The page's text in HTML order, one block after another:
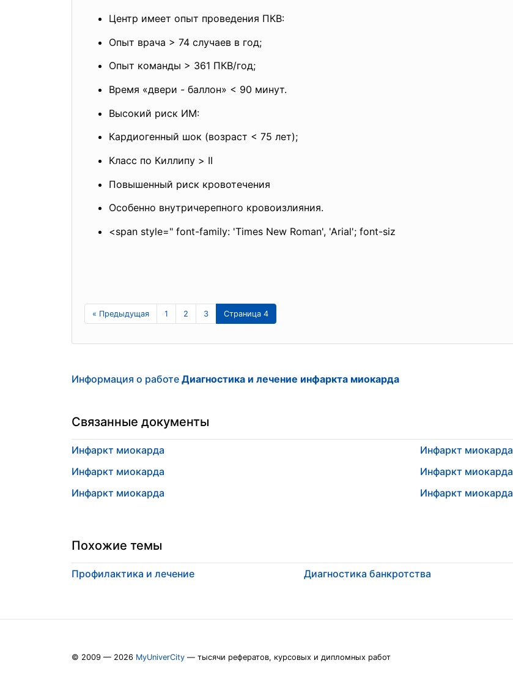
Центр имеет опыт проведения ПКВ:
Опыт врача > 74 случаев в год;
Опыт команды > 361 ПКВ/год;
Время «двери - баллон» < 90 минут.
Высокий риск ИМ:
Кардиогенный шок (возраст < 75 лет);
Класс по Киллипу > II
Повышенный риск кровотечения
Особенно внутричерепного кровоизлияния.
<span style=" font-family: 'Times New Roman', 'Arial'; font-siz
« Предыдущая 1 2 3 Страница 4
Информация о работе Диагностика и лечение инфаркта миокарда
Связанные документы
Инфаркт миокарда
Инфаркт миокарда
Инфаркт миокарда
Инфаркт миокарда
Инфаркт миокарда
Инфаркт миокарда
Похожие темы
Профилактика и лечение Диагностика банкротства
© 2009 — 2026 MyUniverCity — тысячи рефератов, курсовых и дипломных работ